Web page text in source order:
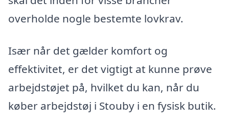
overholde nogle bestemte lovkrav.
Især når det gælder komfort og
effektivitet, er det vigtigt at kunne prøve
arbejdstøjet på, hvilket du kan, når du
køber arbejdstøj i Stouby i en fysisk butik.